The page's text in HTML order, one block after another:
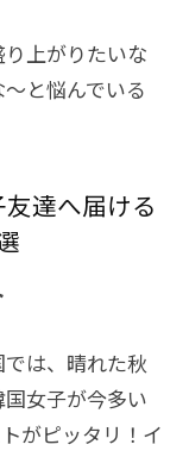
上がりたいな
と悩んでいる
達へ届ける
は、晴れた秋
女子が今多い
がピッタリ！イ